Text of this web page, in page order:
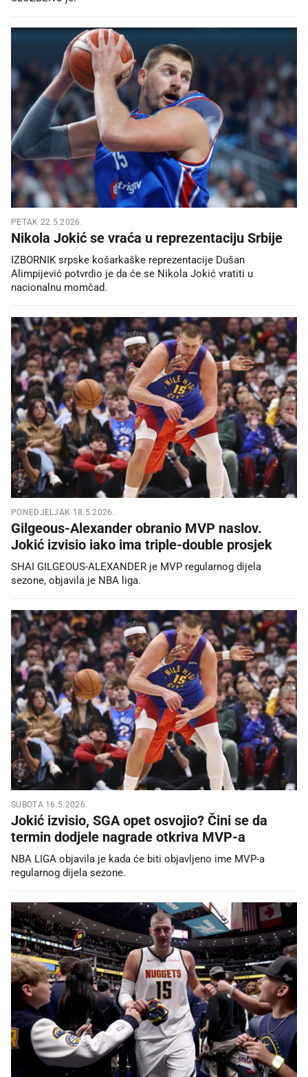
PETAK 22.5.2026.
Nikola Jokić se vraća u reprezentaciju Srbije
IZBORNIK srpske košarkaške reprezentacije Dušan
Alimpijević potvrdio je da će se Nikola Jokić vratiti u
nacionalnu momčad.
PONEDJELJAK 18.5.2026.
Gilgeous-Alexander obranio MVP naslov.
Jokić izvisio iako ima triple-double prosjek
SHAI GILGEOUS-ALEXANDER je MVP regularnog dijela
sezone, objavila je NBA liga.
SUBOTA 16.5.2026.
Jokić izvisio, SGA opet osvojio? Čini se da
termin dodjele nagrade otkriva MVP-a
NBA LIGA objavila je kada će biti objavljeno ime MVP-a
regularnog dijela sezone.